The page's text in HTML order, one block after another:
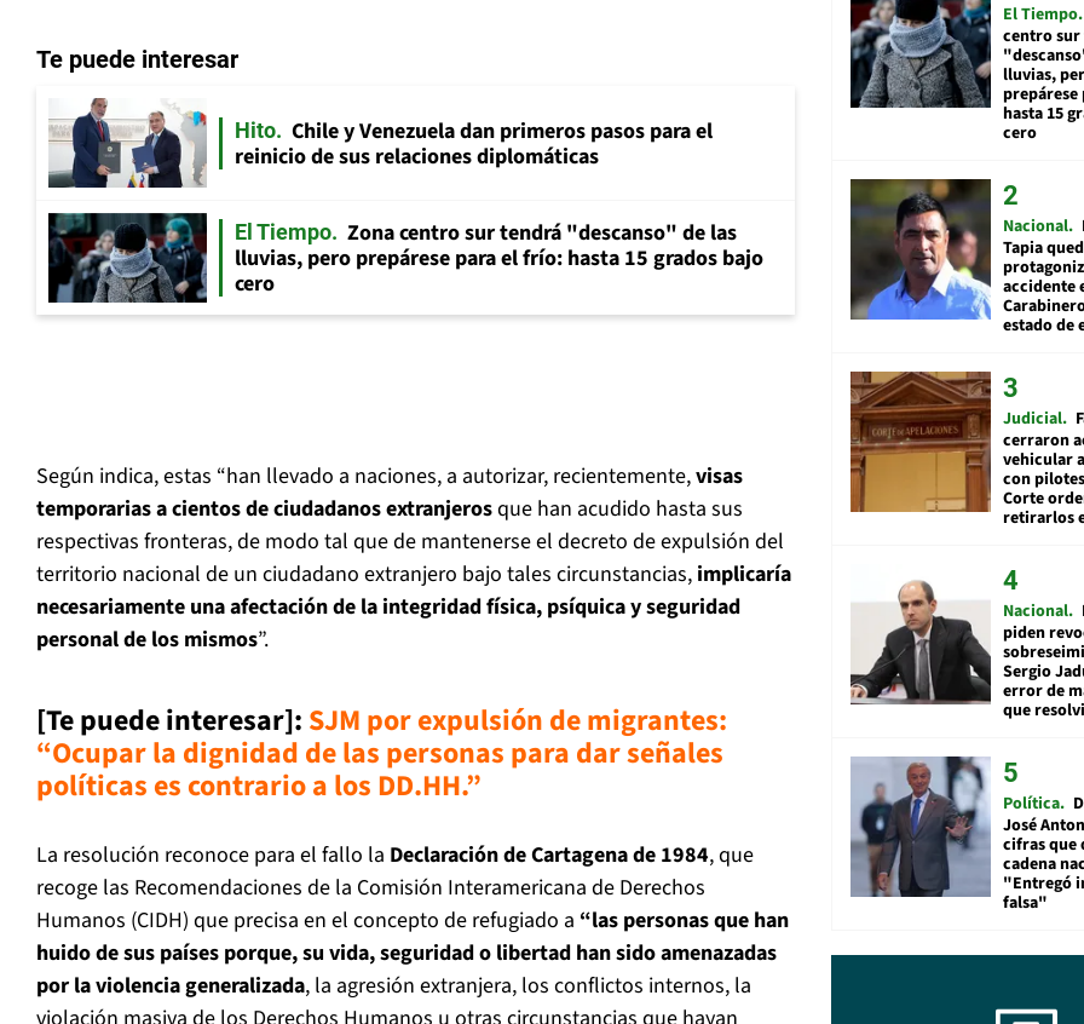
Te puede interesar
Hito
Chile y Venezuela dan primeros pasos para el
reinicio de sus relaciones diplomáticas
El Tiempo
Zona centro sur tendrá "descanso" de las
lluvias, pero prepárese para el frío: hasta 15 grados bajo
cero
Según indica, estas “han llevado a naciones, a autorizar, recientemente,visas
temporarias a cientos de ciudadanos extranjerosque han acudido hasta sus
respectivas fronteras, de modo tal que de mantenerse el decreto de expulsión del
territorio nacional de un ciudadano extranjero bajo tales circunstancias, implicaría
necesariamente una afectación de la integridad física, psíquica y seguridad
personal de los mismos”.
[Te puede interesar]: SJM por expulsión de migrantes:
“Ocupar la dignidad de las personas para dar señales
políticas es contrario a los DD.HH.”
La resolución reconoce para el fallo la Declaración de Cartagena de 1984, que
recoge las Recomendaciones de la Comisión Interamericana de Derechos
Humanos (CIDH) que precisa en el concepto de refugiado a “las personas que han
huido de sus países porque, su vida, seguridad o libertad han sido amenazadas
por la violencia generalizada, la agresión extranjera, los conflictos internos, la
El Tiempo
centro
lluvias,
hasta 15
cero
Nacional
Tapia
accidente
estado de
Judicial
cerraron
vehicular
con
Corte
retirarlos
Nacional
piden
Sergio
error de
que
Política
José
cifras que
cadena
"Entregó
falsa"